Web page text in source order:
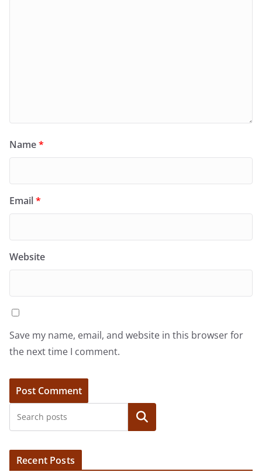
Name*
Email*
Website
Save my name, email, and website in this browser for
the next time I comment.
Search
Recent Posts